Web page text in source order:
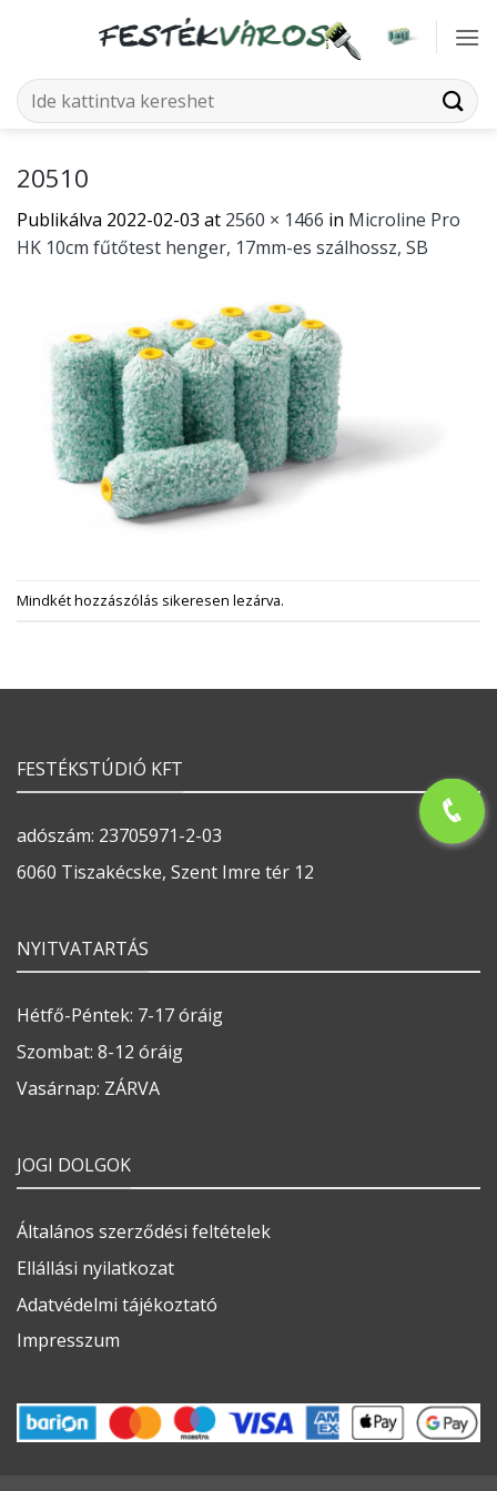
Keresés
a
20510
Publikálva 2022-02-03 at 2560 × 1466 in Microline Pro
HK 10cm fűtőtest henger, 17mm-es szálhossz, SB
Mindkét hozzászólás sikeresen lezárva.
FESTÉKSTÚDIÓ KFT
adószám: 23705971-2-03
6060 Tiszakécske, Szent Imre tér 12
NYITVATARTÁS
Hétfő-Péntek: 7-17 óráig
Szombat: 8-12 óráig
Vasárnap: ZÁRVA
JOGI DOLGOK
Általános szerződési feltételek
Ellállási nyilatkozat
Adatvédelmi tájékoztató
Impresszum